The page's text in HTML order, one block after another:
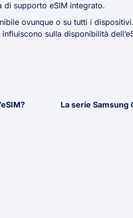
di supporto eSIM integrato.
ovunque o su tutti i
sulla disponibilità
La serie Samsung